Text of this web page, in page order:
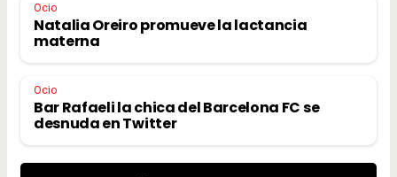
Ocio
Natalia Oreiro promueve la lactancia
materna
Ocio
Bar Rafaeli la chica del Barcelona FC se
desnuda en Twitter